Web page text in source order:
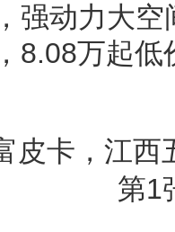
强动力大
8.08万起